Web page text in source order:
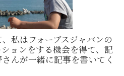
私はフォーブスジャパンの
ョンをする機会を得て、記
んが一緒に記事を書いてく